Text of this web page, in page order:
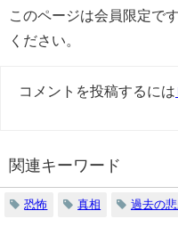
このページは会員限定です
ください。
コメントを投稿するには
関連キーワード
恐怖 真相 過去の悲